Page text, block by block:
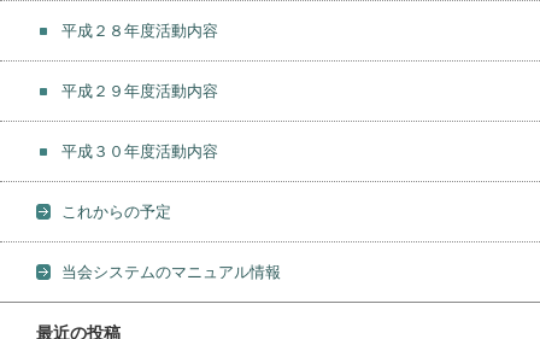
平成２８年度活動内容
平成２９年度活動内容
平成３０年度活動内容
これからの予定
当会システムのマニュアル情報
最近の投稿